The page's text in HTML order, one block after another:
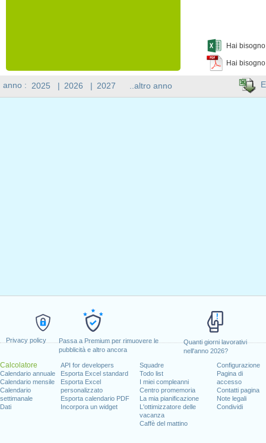
Privacy policy
Passa a Premium per rimuovere le
pubblicità e altro ancora
Quanti giorni lavorativi
nell'anno 2026?
Calcolatore
Calendario annuale
Calendario mensile
Calendario
settimanale
Dati
API for developers
Esporta Excel standard
Esporta Excel
personalizzato
Esporta calendario PDF
Incorpora un widget
Squadre
Todo list
I miei compleanni
Centro promemoria
La mia pianificazione
L'ottimizzatore delle
vacanza
Caffè del mattino
Configurazione
Pagina di
accesso
Contatti pagina
Note legali
Condividi
Hai
Hai
anno : 2025 | 2026 | 2027 ..altro anno